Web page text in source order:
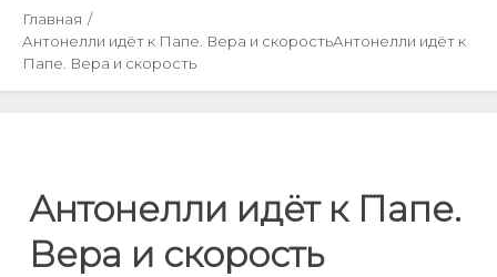
Главная
Антонелли идёт к Папе. Вера и скоростьАнтонелли идёт к
Папе. Вера и скорость
Антонелли идёт к Папе.
Вера и скорость